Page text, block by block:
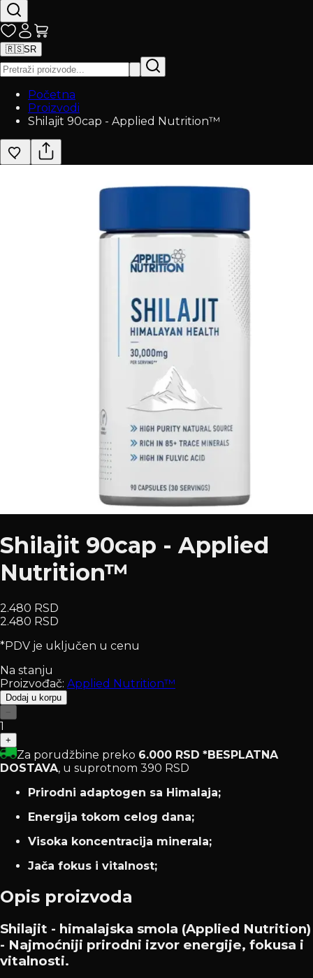
🇷🇸SR
Početna
Proizvodi
Shilajit 90cap - Applied Nutrition™
Shilajit 90cap - Applied
Nutrition™
2.480 RSD
2.480 RSD
*PDV je uključen u cenu
Na stanju
Proizvođač: Applied Nutrition™
Dodaj u korpu
−
1
+
Za porudžbine preko 6.000 RSD *BESPLATNA
DOSTAVA, u suprotnom 390 RSD
Prirodni adaptogen sa Himalaja;
Energija tokom celog dana;
Visoka koncentracija minerala;
Jača fokus i vitalnost;
Opis proizvoda
Shilajit - himalajska smola (Applied Nutrition)
- Najmoćniji prirodni izvor energije, fokusa i
vitalnosti.